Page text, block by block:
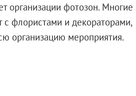
организации фотозон. Многие
флористами и декораторами,
организацию мероприятия.